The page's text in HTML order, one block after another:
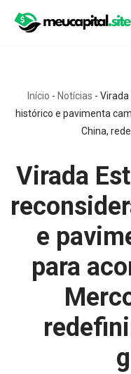
conteúdo
Início - Notícias - Virada
histórico e pavimenta
China,
Virada
e
para